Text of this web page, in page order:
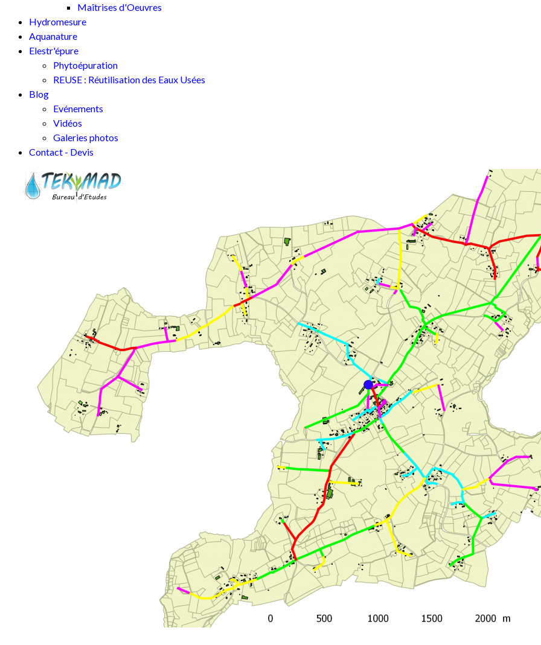
Maîtrises d'Oeuvres
Hydromesure
Aquanature
Elestr'épure
Phytoépuration
REUSE : Réutilisation des Eaux Usées
Blog
Evénements
Vidéos
Galeries photos
Contact - Devis